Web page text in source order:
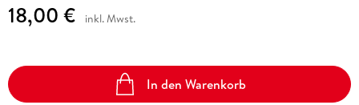
18,00 € inkl. Mwst.
In den Warenkorb